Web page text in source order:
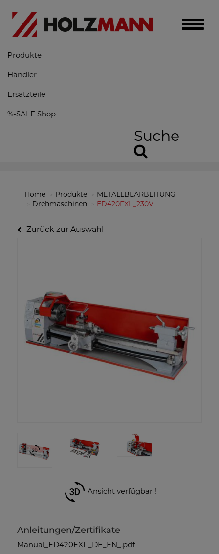
Toggle
Produkte
Händler
Ersatzteile
%-SALE Shop
Suche
Home Produkte
METALLBEARBEITUNG
Drehmaschinen
ED420FXL_230V
Zurück zur Auswahl
Ansicht verfügbar !
Anleitungen/Zertifikate
Manual_ED420FXL_DE_EN_.pdf